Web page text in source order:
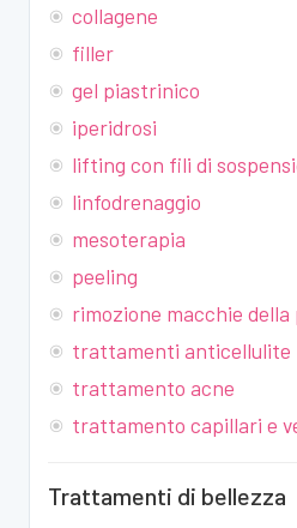
collagene
filler
gel piastrinico
iperidrosi
lifting con fili di
linfodrenaggio
mesoterapia
peeling
rimozione macchie della
trattamenti anticellulite
trattamento acne
trattamento capillari e
Trattamenti di bellezza